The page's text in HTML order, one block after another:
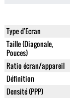
Type d'Ecran
Taille (Diagonale,
Pouces)
Ratio écran/appareil
Définition
Densité (PPP)